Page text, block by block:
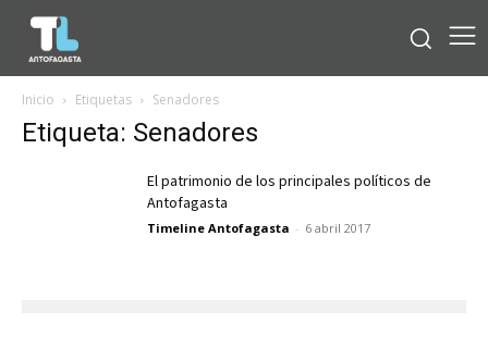
Inicio Etiquetas Senadores
Etiqueta: Senadores
El patrimonio de los principales políticos de
Antofagasta
Timeline Antofagasta - 6 abril 2017